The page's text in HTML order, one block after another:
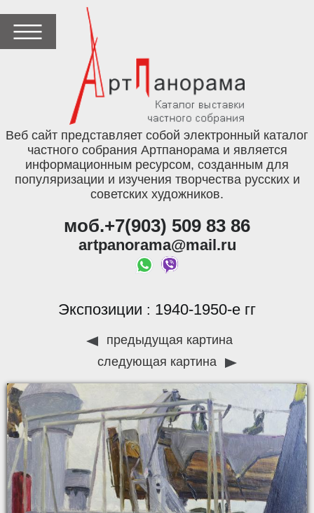
Веб сайт представляет собой электронный каталог
частного собрания Артпанорама и является
информационным ресурсом, созданным для
популяризации и изучения творчества русских и
советских художников.
моб.+7(903) 509 83 86
artpanorama@mail.ru
Экспозиции : 1940-1950-е гг
предыдущая картина
следующая картина